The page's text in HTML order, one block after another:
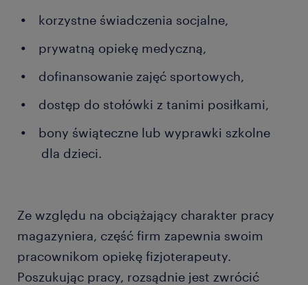
korzystne świadczenia socjalne,
prywatną opiekę medyczną,
dofinansowanie zajęć sportowych,
dostęp do stołówki z tanimi posiłkami,
bony świąteczne lub wyprawki szkolne
dla dzieci.
Ze względu na obciążający charakter pracy
magazyniera, część firm zapewnia swoim
pracownikom opiekę fizjoterapeuty.
Poszukując pracy, rozsądnie jest zwrócić